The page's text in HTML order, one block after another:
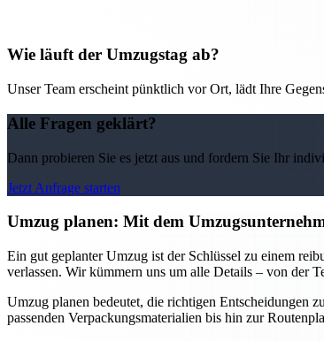
Wie läuft der Umzugstag ab?
Unser Team erscheint pünktlich vor Ort, lädt Ihre
Alle Fragen geklärt?
Dann probieren Sie es jetzt aus und fordern Sie Ihr
Jetzt Anfrage starten
Umzug planen: Mit dem
Ein gut geplanter Umzug ist der Schlüssel zu einem
verlassen. Wir kümmern uns um alle Details – von der
Umzug planen bedeutet, die richtigen Entscheidungen
passenden Verpackungsmaterialien bis hin zur